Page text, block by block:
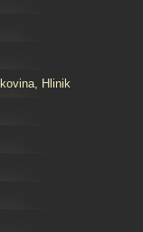
Hlinik